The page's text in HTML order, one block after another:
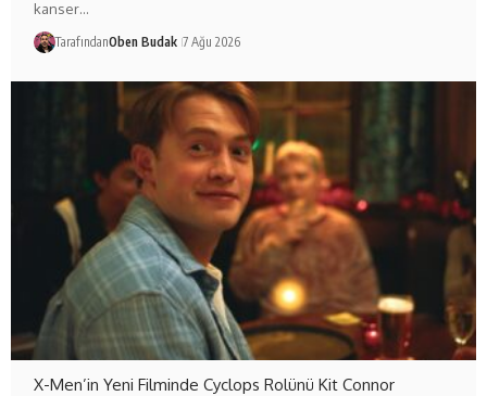
kanser…
TarafındanOben Budak 7 Ağu 2026
X-Men’in Yeni Filminde Cyclops Rolünü Kit Connor